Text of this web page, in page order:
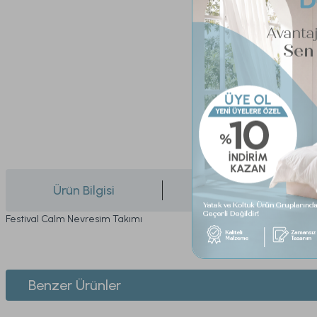
Ürün Bilgisi
Festival Calm Nevresim Takımı
Bu ürünün fiyat bilgisi, resim, ürün açıklamalarında ve diğer konularda
Ürün resmi kalitesiz, bozuk veya görüntülenemiyor.
1. ÜYELİK
Benzer Ürünler